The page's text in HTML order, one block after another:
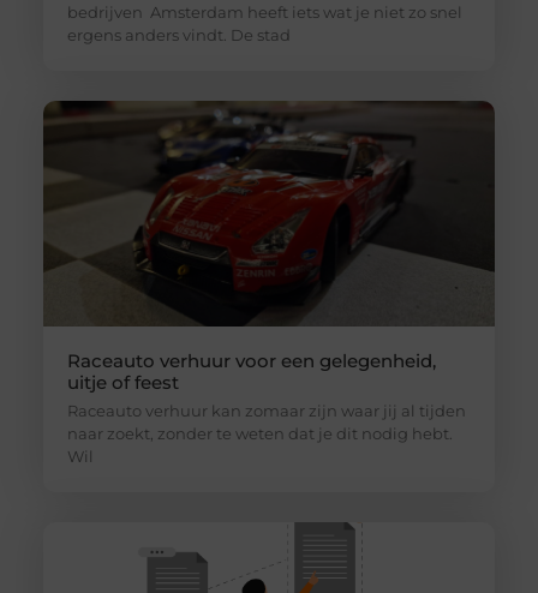
bedrijven Amsterdam heeft iets wat je niet zo snel
ergens anders vindt. De stad
Raceauto verhuur voor een gelegenheid,
uitje of feest
Raceauto verhuur kan zomaar zijn waar jij al tijden
naar zoekt, zonder te weten dat je dit nodig hebt.
Wil